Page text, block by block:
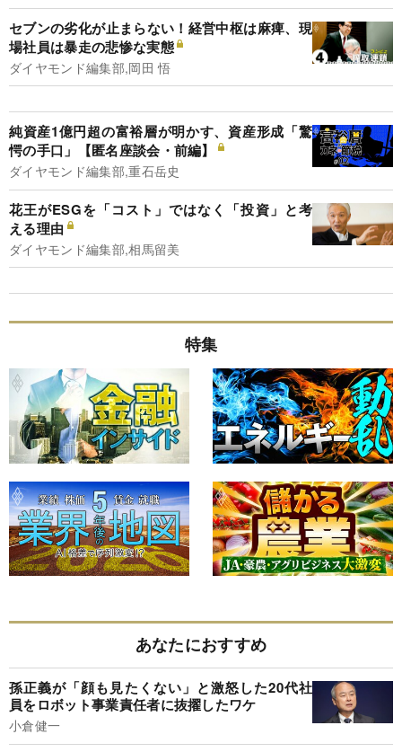
セブンの劣化が止まらない！経営中枢は麻痺、現
場社員は暴走の悲惨な実態
ダイヤモンド編集部,岡田 悟
純資産1億円超の富裕層が明かす、資産形成「驚
愕の手口」【匿名座談会・前編】
ダイヤモンド編集部,重石岳史
花王がESGを「コスト」ではなく「投資」と考
える理由
ダイヤモンド編集部,相馬留美
特集
あなたにおすすめ
孫正義が「顔も見たくない」と激怒した20代社
員をロボット事業責任者に抜擢したワケ
小倉健一